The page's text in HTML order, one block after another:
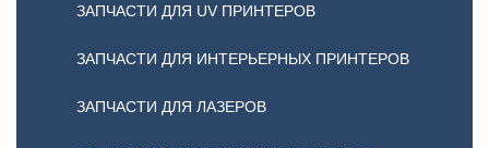
ЗАПЧАСТИ ДЛЯ UV ПРИНТЕРОВ
ЗАПЧАСТИ ДЛЯ ИНТЕРЬЕРНЫХ ПРИНТЕРОВ
ЗАПЧАСТИ ДЛЯ ЛАЗЕРОВ